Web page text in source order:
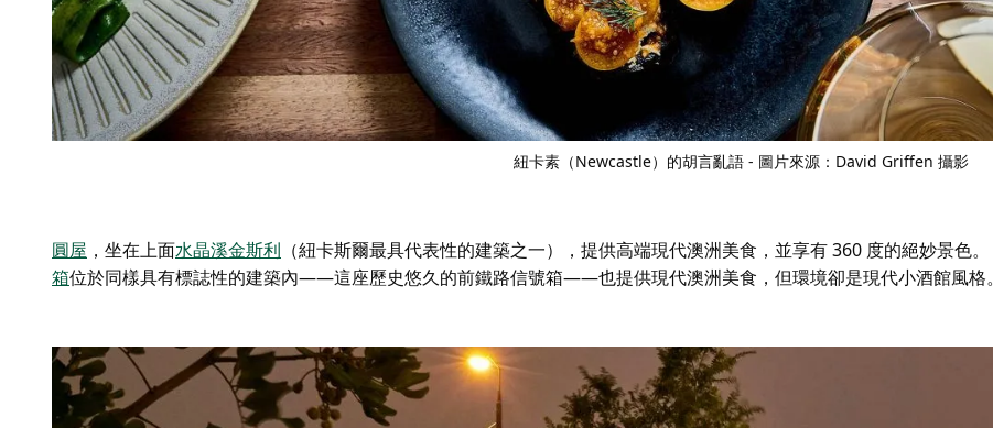
紐卡素（Newcastle）的胡言亂語 - 圖片來源：David Griffen 攝影
圓屋 ，坐在上面水晶溪金斯利 （紐卡斯爾最具代表性的建築之一），提供高端現代澳洲美食，並享有 360 度的絕妙景色。
箱位於同樣具有標誌性的建築內——這座歷史悠久的前鐵路信號箱——也提供現代澳洲美食，但環境卻是現代小酒館風格。